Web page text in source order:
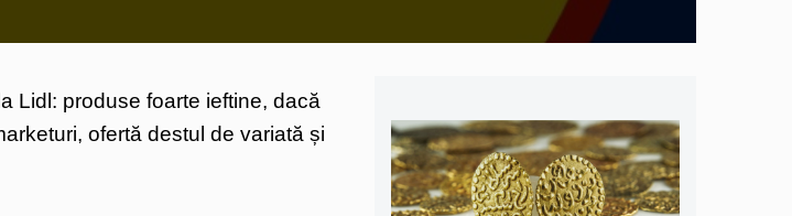
Lidl: produse foarte ieftine, dacă
ofertă destul de variată și